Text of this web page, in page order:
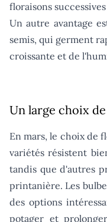
floraisons
Un autre avantage
semis, qui germent
croissante et de
Un large choix
En mars, le choix de
variétés résistent
tandis que d'autres
printanière. Les
des options
potager et